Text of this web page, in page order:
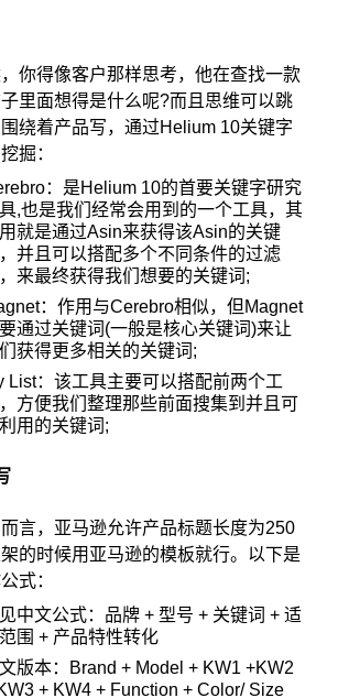
你得像客户那样思考，他在查找一款
里面想得是什么呢?而且思维可以跳
绕着产品写，通过Helium 10关键字
掘：
：是Helium 10的首要关键字研究
,也是我们经常会用到的一个工具，其
就是通过Asin来获得该Asin的关键
并且可以搭配多个不同条件的过滤
来最终获得我们想要的关键词;
：作用与Cerebro相似，但Magnet
通过关键词(一般是核心关键词)来让
获得更多相关的关键词;
List：该工具主要可以搭配前两个工
方便我们整理那些前面搜集到并且可
用的关键词;
言，亚马逊允许产品标题长度为250
的时候用亚马逊的模板就行。以下是
式：
中文公式：品牌 + 型号 + 关键词 + 适
围 + 产品特性转化
版本：Brand + Model + KW1 +KW2
+ KW4 + Function + Color/ Size